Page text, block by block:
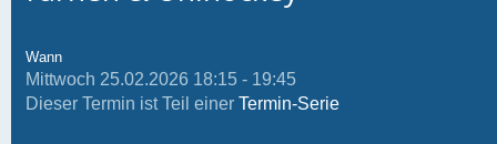
Wann
Mittwoch 25.02.2026 18:15 - 19:45
Dieser Termin ist Teil einer Termin-Serie